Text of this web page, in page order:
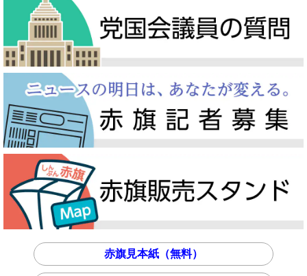
赤旗見本紙（無料）